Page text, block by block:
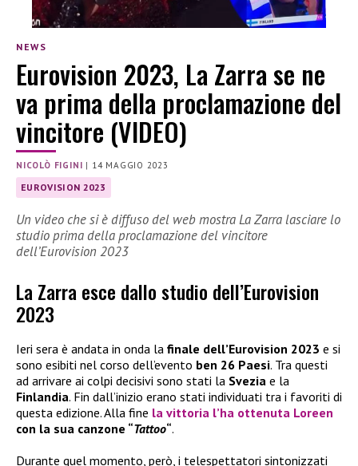
NEWS
Eurovision 2023, La Zarra se ne
va prima della proclamazione del
vincitore (VIDEO)
NICOLÒ FIGINI | 14 MAGGIO 2023
EUROVISION 2023
Un video che si è diffuso del web mostra La Zarra lasciare lo
studio prima della proclamazione del vincitore
dell’Eurovision 2023
La Zarra esce dallo studio dell’Eurovision
2023
Ieri sera è andata in onda la finale dell’Eurovision 2023 e si
sono esibiti nel corso dell’evento ben 26 Paesi. Tra questi
ad arrivare ai colpi decisivi sono stati la Svezia e la
Finlandia. Fin dall’inizio erano stati individuati tra i favoriti di
questa edizione. Alla fine la vittoria l’ha ottenuta Loreen
con la sua canzone “Tattoo“.
Durante quel momento, però, i telespettatori sintonizzati